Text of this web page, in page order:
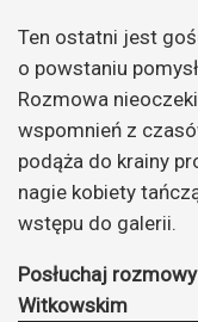
Ten ostatni jest
o powstaniu
Rozmowa
wspomnień z
podąża do krainy
nagie kobiety
wstępu do galerii.
Posłuchaj
Witkowskim